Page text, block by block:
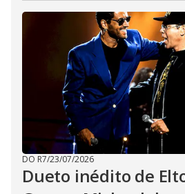
DO R7/23/07/2026
Dueto inédito de